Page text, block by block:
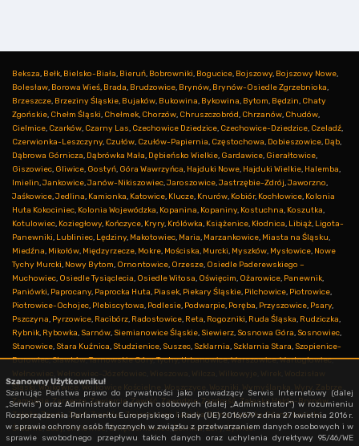
Beksza, Bełk, Bielsko-Biała, Bieruń, Bobrowniki, Bogucice, Bojszowy, Bojszowy Nowe,
Bolesław, Borowa Wieś, Brada, Brudzowice, Brynów, Brynów-Osiedle Zgrzebnioka,
Brzeszcze, Brzeziny Śląskie, Bujaków, Bukowina, Bykowina, Bytom, Będzin, Chaty
Zgońskie, Chełm Śląski, Chełmek, Chorzów, Chruszczobród, Chrzanów, Chudów,
Cielmice, Czarków, Czarny Las, Czechowice Dziedzice, Czechowice-Dziedzice, Czeladź,
Czerwionka-Leszczyny, Czułów, Czułów-Papiernia, Częstochowa, Dobieszowice, Dąb,
Dąbrowa Górnicza, Dąbrówka Mała, Dębieńsko Wielkie, Gardawice, Gierałtowice,
Giszowiec, Gliwice, Gostyń, Góra Wawrzyńca, Hajduki Nowe, Hajduki Wielkie, Halemba,
Imielin,Jankowice,Janów-Nikiszowiec,Jaroszowice,Jastrzębie-Zdrój,Jaworzno,
Jaśkowice,Jedlina, Kamionka, Katowice, Klucze, Knurów, Kobiór, Kochłowice, Kolonia
Huta Kokociniec, Kolonia Wojewódzka, Kopanina, Kopaniny, Kostuchna, Koszutka,
Kotulowiec, Koziegłowy, Kończyce, Kryry, Królówka, Książenice, Kłodnica, Libiąż, Ligota-
Panewniki, Lubliniec, Lędziny, Makotowiec, Maria, Marzankowice, Miasta na Śląsku,
Miedźna, Mikołów, Międzyrzecze, Mokre, Mościska, Murcki, Myszków, Mysłowice, Nowe
Tychy Murcki, Nowy Bytom, Ornontowice, Orzesze, Osiedle Paderewskiego –
Muchowiec, Osiedle Tysiąclecia, Osiedle Witosa, Oświęcim, Ożarowice, Panewnik,
Paniówki, Paprocany, Paprocka Huta, Piasek, Piekary Śląskie, Pilchowice, Piotrowice,
Piotrowice-Ochojec, Plebiscytowa, Podlesie, Podwarpie, Poręba, Przyszowice, Psary,
Pszczyna, Pyrzowice, Racibórz, Radostowice, Reta, Rogozniki, Ruda Śląska, Rudziczka,
Rybnik, Rybowka, Sarnów, Siemianowice Śląskie, Siewierz, Sosnowa Góra, Sosnowiec,
Stanowice, Stara Kuźnica, Studzienice, Suszec, Szklarnia, Szklarnia Stara, Szopienice-
Burowiec,Sławków,Tarnowskie Góry,Tychy,Urbanowice,Warszowice,Wartogłowiec,
Wełnowiec-Józefowiec Wieszowa Wilcza
Wodzisław
Śląski
Wojkowice Wojkowice Kościelne Woszczyce Wozniki Wymyślanka Wyry Zabrze
Zamoście,Zarzecze,Zawiercie,Zawiść,Zawodzie, Zazdrość,Załęska Hałda-Brynów,
Załęże,Zgoda, Zgoń,Zwaków,Zwierzyniec, Łaziska Dolne,Łaziska Górne,Łaziska
Średnie,Łazy,Śmiłowice,Świętochłowice,Żernica,Żory,Żywiec.
Szanowny Użytkowniku!
Szanując Państwa prawo do prywatności jako prowadzący Serwis Internetowy (dalej
„Serwis”) oraz Administrator danych osobowych (dalej „Administrator”) w rozumieniu
Rozporządzenia Parlamentu Europejskiego i Rady (UE) 2016/679 z dnia 27 kwietnia 2016 r.
w sprawie ochrony osób fizycznych w związku z przetwarzaniem danych osobowych i w
sprawie swobodnego przepływu takich danych oraz uchylenia dyrektywy 95/46/WE